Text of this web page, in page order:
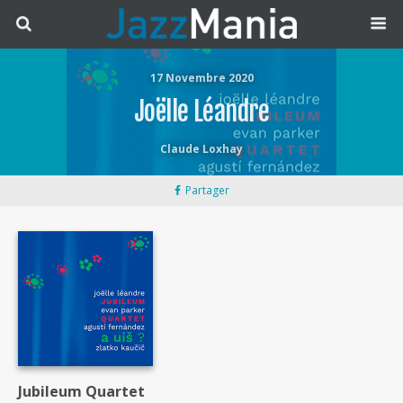
17 Novembre 2020
Joëlle Léandre
Claude Loxhay
Partager
Jubileum Quartet